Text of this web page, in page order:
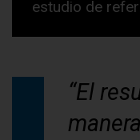
estudio de
“El